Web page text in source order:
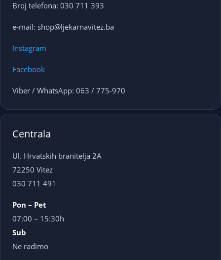
Broj telefona: 030 711 393
e-mail: shop@ljekarnavitez.ba
Instagram
Facebook
Viber / WhatsApp: 063 / 775-970
Centrala
Ul. Hrvatskih branitelja 2A
72250 Vitez
030 711 491
Pon – Pet
07:00 – 15:30h
Sub
Ne radimo